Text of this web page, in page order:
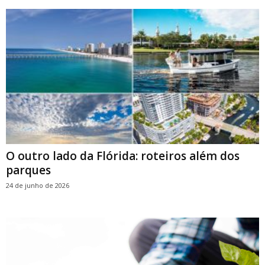
O outro lado da Flórida: roteiros além dos
parques
24 de junho de 2026